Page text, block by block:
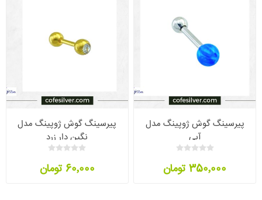
پیرسینگ گوش ژوپینگ مدل
آبی
350٬000 تومان
پیرسینگ گوش ژوپینگ مدل
نگین دار زرد
60٬000 تومان